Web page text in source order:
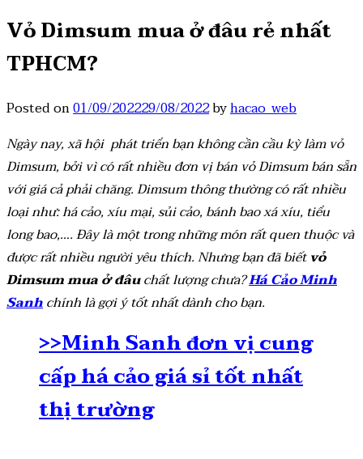
Vỏ Dimsum mua ở đâu rẻ nhất
TPHCM?
Posted on01/09/202229/08/2022byhacao_web
Ngày nay, xã hội phát triển bạn không cần cầu kỳ làm vỏ
Dimsum, bởi vì có rất nhiều đơn vị bán vỏ Dimsum bán sẵn
với giá cả phải chăng. Dimsum thông thường có rất nhiều
loại như: há cảo, xíu mại, sủi cảo, bánh bao xá xíu, tiểu
long bao,…. Đây là một trong những món rất quen thuộc và
được rất nhiều người yêu thích. Nhưng bạn đã biếtvỏ
Dimsum mua ở đâuchất lượng chưa?Há Cảo Minh
Sanhchính là gợi ý tốt nhất dành cho bạn.
>>Minh Sanh đơn vị cung
cấp há cảo giá sỉ tốt nhất
thị trường